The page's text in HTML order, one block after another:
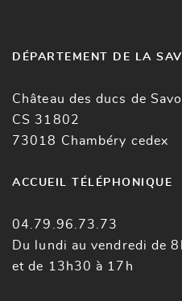
DÉPARTEMENT DE LA
Château des ducs de
CS 31802
73018 Chambéry cedex
ACCUEIL TÉLÉPHONIQUE
04.79.96.73.73
Du lundi au vendredi de
et de 13h30 à 17h